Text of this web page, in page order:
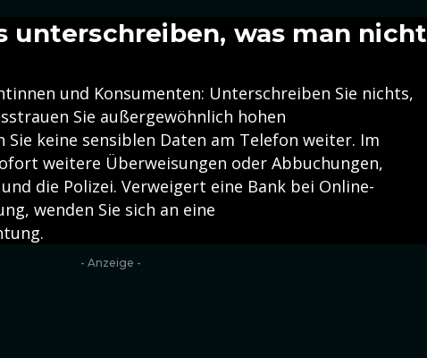
unterschreiben, was man nicht
und Konsumenten: Unterschreiben Sie nichts,
Sie außergewöhnlich hohen
Sie keine sensiblen Daten am Telefon weiter. Im
weitere Überweisungen oder Abbuchungen,
die Polizei. Verweigert eine Bank bei Online-
wenden Sie sich an eine
- Anzeige -